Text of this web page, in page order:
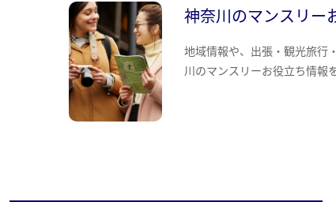
神奈川のマンスリー
地域情報や、出張・観光旅行
川のマンスリーお役立ち情報